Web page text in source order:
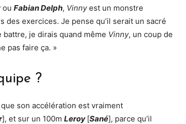
ou Fabian Delph, Vinnyest un monstre
exercices. Je pense qu’il serait un sacré
je dirais quand même Vinny, un coup de
pas faire ça. »
?
son accélération est vraiment
], et sur un 100m Leroy [Sané], parce qu’il